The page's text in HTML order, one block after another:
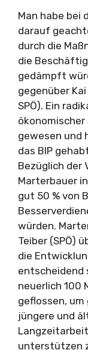
Man habe bei
darauf
durch die
die
gedämpft
gegenüber
SPÖ). Ein
gewesen und
das BIP
Bezüglich der
Marterbauer
gut 50 % von
würden.
Teiber (SPÖ)
die
entscheidend
neuerlich 100
geflossen, um
jüngere und
unterstützen